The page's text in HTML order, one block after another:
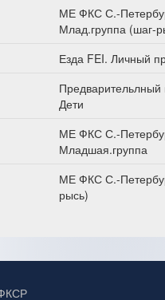
МЕ ФКС С.-
Млад.группа (шаг-
Езда FEI. Личный
Предварительлный
Дети
МЕ ФКС С.-
Младшая.группа
МЕ ФКС С.-
рысь)